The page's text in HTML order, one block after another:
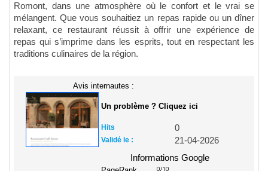
Romont, dans une atmosphère où le confort et le vrai se
mélangent. Que vous souhaitiez un repas rapide ou un dîner
relaxant, ce restaurant réussit à offrir une expérience de
repas qui s’imprime dans les esprits, tout en respectant les
traditions culinaires de la région.
Avis internautes :
Un problème ? Cliquez ici
Hits 0
Validé le :
21-04-2026
Informations Google